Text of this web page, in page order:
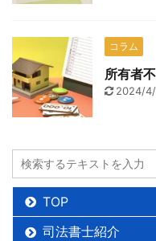
コラム
所有者
2024/
TOP
司法書士紹介